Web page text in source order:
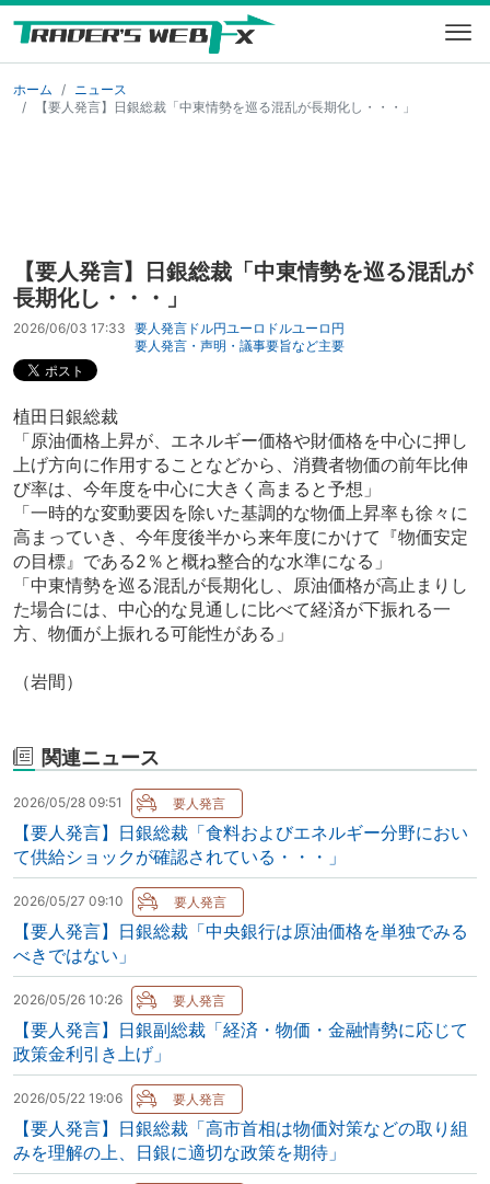
ホーム
ニュース
【要人発言】日銀総裁「中東情勢を巡る混乱が長期化し・・・」
【要人発言】日銀総裁「中東情勢を巡る混乱が
長期化し・・・」
2026/06/03 17:33 要人発言 ドル円ユーロドルユーロ円
要人発言・声明・議事要旨など主要
植田日銀総裁
「原油価格上昇が、エネルギー価格や財価格を中心に押し
上げ方向に作用することなどから、消費者物価の前年比伸
び率は、今年度を中心に大きく高まると予想」
「一時的な変動要因を除いた基調的な物価上昇率も徐々に
高まっていき、今年度後半から来年度にかけて『物価安定
の目標』である2％と概ね整合的な水準になる」
「中東情勢を巡る混乱が長期化し、原油価格が高止まりし
た場合には、中心的な見通しに比べて経済が下振れる一
方、物価が上振れる可能性がある」
（岩間）
関連ニュース
2026/05/28 09:51
【要人発言】日銀総裁「食料およびエネルギー分野におい
て供給ショックが確認されている・・・」
2026/05/27 09:10
【要人発言】日銀総裁「中央銀行は原油価格を単独でみる
べきではない」
2026/05/26 10:26
【要人発言】日銀副総裁「経済・物価・金融情勢に応じて
政策金利引き上げ」
2026/05/22 19:06
【要人発言】日銀総裁「高市首相は物価対策などの取り組
みを理解の上、日銀に適切な政策を期待」